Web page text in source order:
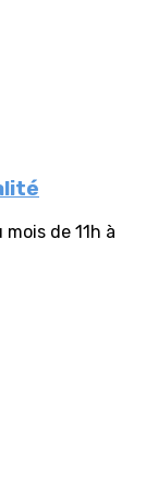
de 11h à